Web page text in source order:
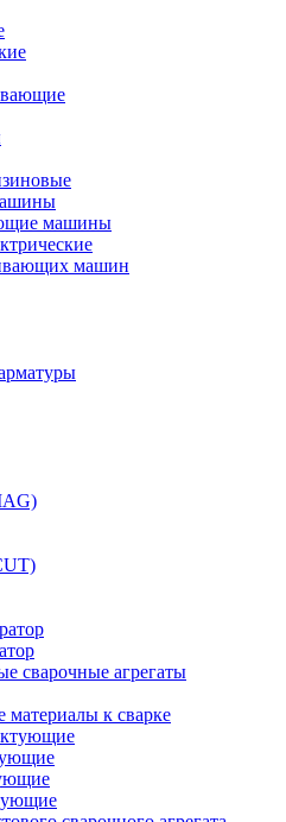
машины
машин
сварочные агрегаты
к сварке